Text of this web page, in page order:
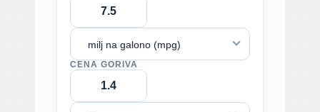
milj na galono (mpg)
CENA GORIVA